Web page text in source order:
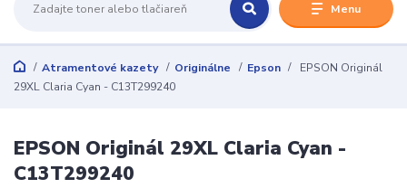
Menu
Atramentové kazety Originálne Epson
EPSON Originál
29XL Claria Cyan - C13T299240
EPSON Originál 29XL Claria Cyan -
C13T299240